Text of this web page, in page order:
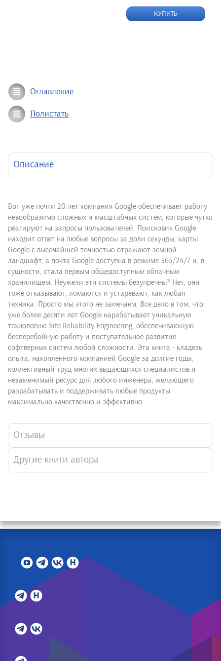
КУПИТЬ
Оглавление
Полистать
Описание
Вот уже почти 20 лет компания Google обеспечивает работу
невообразимо сложных и масштабных систем, которые чутко
реагируют на запросы пользователей. Поисковик Google
находит ответ на любые вопросы за доли секунды, карты
Google с высочайшей точностью отражают земной
ландшафт, а почта Google доступна в режиме 365/24/7 и, в
сущности, стала первым общедоступным облачным
хранилищем. Неужели эти системы безупречны? Нет, они
тоже отказывают, ломаются и устаревают, как любая
техника. Просто мы этого не замечаем. Все дело в том, что
уже более десяти лет Google нарабатывает уникальную
технологию Site Reliability Engineering, обеспечивающую
бесперебойную работу и поступательное развитие
софтверных систем любой сложности. Эта книга - кладезь
опыта, накопленного компанией Google за долгие годы,
коллективный труд многих выдающихся специалистов и
незаменимый ресурс для любого инженера, желающего
разрабатывать и поддерживать любые продукты
максимально качественно и эффективно
Отзывы
Другие книги автора